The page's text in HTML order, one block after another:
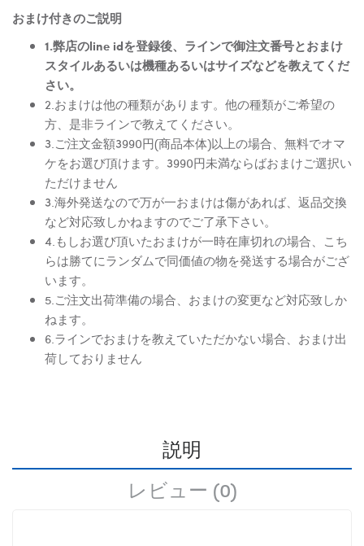
おまけ付きのご説明
1.弊店のline idを登録後、ラインで御注文番号とおまけ
スタイルあるいは機種あるいはサイズなどを教えてくだ
さい。
2.おまけは他の種類があります。他の種類がご希望の
方、是非ラインで教えてください。
3.ご注文金額3990円(商品本体)以上の場合、無料でオマ
ケをお選び頂けます。3990円未満ならばおまけご選択い
ただけません
3.海外発送なので万が一おまけは傷があれば、返品交換
など対応致しかねますのでご了承下さい。
4.もしお選び頂いたおまけが一時在庫切れの場合、こち
らは勝てにランダムで同価値の物を発送する場合がござ
います。
5.ご注文出荷準備の場合、おまけの変更など対応致しか
ねます。
6.ラインでおまけを教えていただかない場合、おまけ出
荷しておりません
説明
レビュー (0)